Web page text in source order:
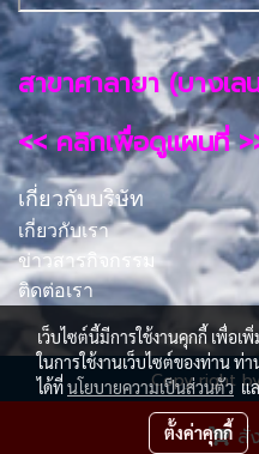
สั่
สาขาศาลายา (บางเล
<< คลิกเพื่อดูแผนที่
เกี่ยวกับบริษัท
เกี่ยวกับเรา
ข่าวสารกิจกรรม
ติดต่อเรา
Copy right
ผู้เข้าชมวั
เว็บไซต์นี้มีการใช้งานคุกกี้ เพื่อ
ในการใช้งานเว็บไซต์ของท่าน ท่
ได้ที่นโยบายความเป็นส่วนตัวแ
ตั้งค่าคุกกี้